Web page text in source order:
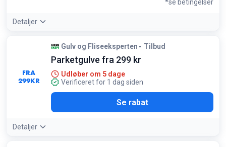
*se betingelser
Detaljer
Tilbudsdetaljer:
Sildebensmønstre giver rummet et
klassisk og eksklusivt look. Beregn altid 10-15% ekstra
materiale til spild ved montering af mønstergulve
Betingelser:
Rabatten gælder for udvalgte sildebensmønstre fra Pergo
FRA
299KR
Gulv og Fliseeksperten Tilbud
Parketgulve fra 299 kr
Udløber om 5 dage
Verificeret for 1 dag siden
Se rabat
Detaljer